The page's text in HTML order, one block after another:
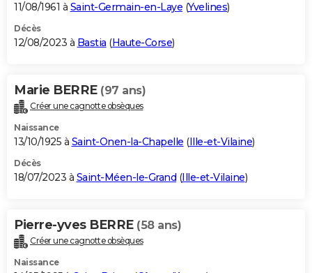
11/08/1961 à Saint-Germain-en-Laye (Yvelines)
Décès
12/08/2023 à Bastia (Haute-Corse)
Marie BERRE (97 ans)
Créer une cagnotte obsèques
Naissance
13/10/1925 à Saint-Onen-la-Chapelle (Ille-et-Vilaine)
Décès
18/07/2023 à Saint-Méen-le-Grand (Ille-et-Vilaine)
Pierre-yves BERRE (58 ans)
Créer une cagnotte obsèques
Naissance